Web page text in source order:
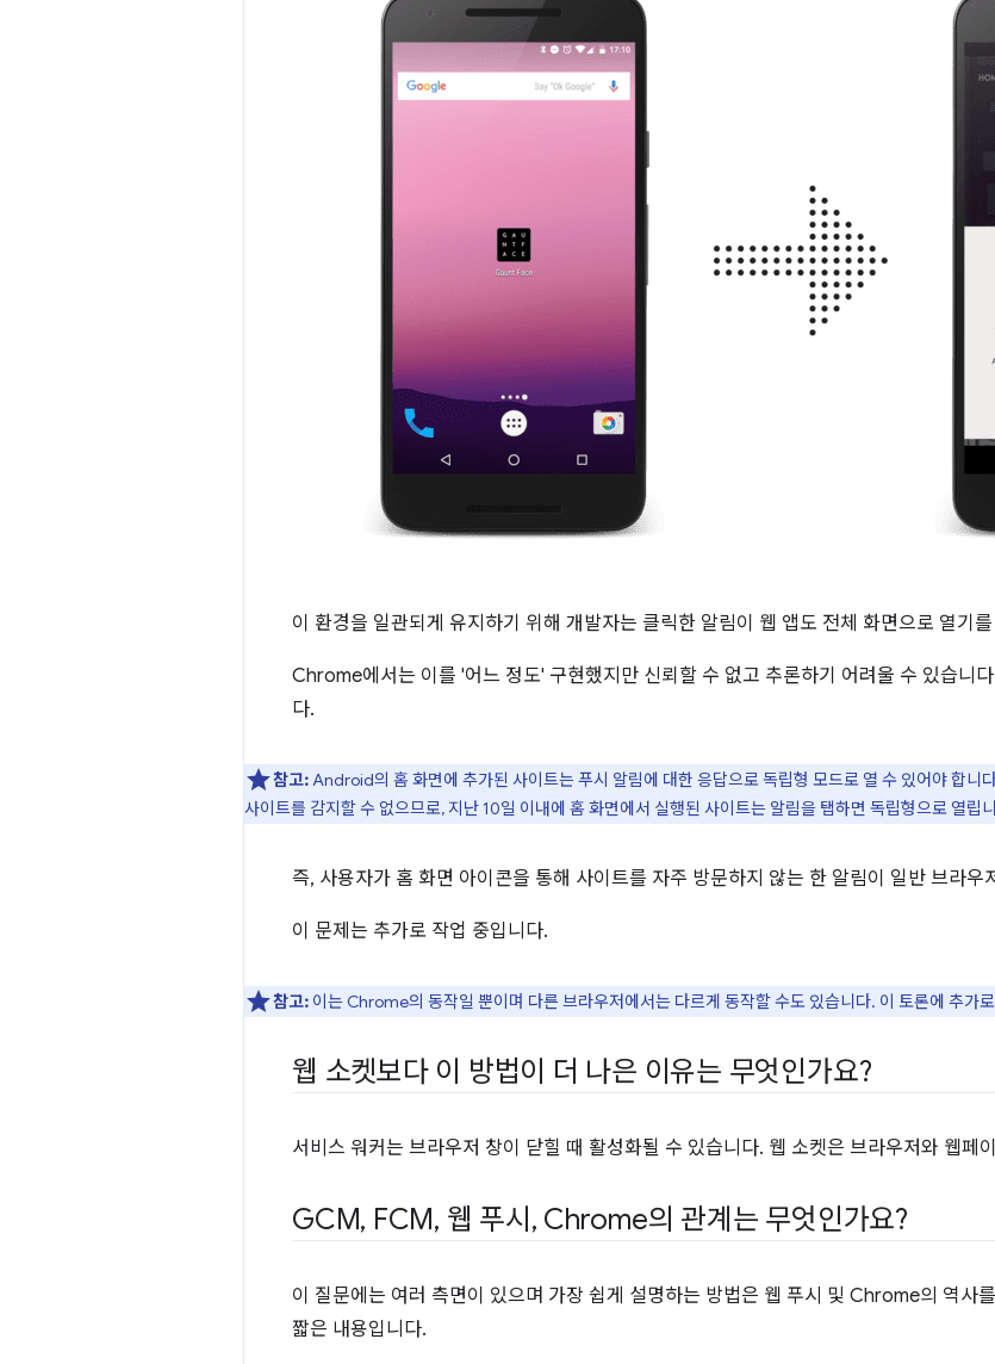
이 환경을 일관되게 유지하기 위해 개발자는 클릭한 알림이 웹 앱도 전체 화면으로 열기
Chrome에서는 이를 '어느 정도' 구현했지만 신뢰할 수 없고 추론하기 어려울 수 있습니
다.
참고:Android의 홈 화면에 추가된 사이트는 푸시 알림에 대한 응답으로 독립형 모드로 열 수 있어야 합
사이트를 감지할 수 없으므로, 지난 10일 이내에 홈 화면에서 실행된 사이트는 알림을 탭하면 독립형으로 열립
즉, 사용자가 홈 화면 아이콘을 통해 사이트를 자주 방문하지 않는 한 알림이 일반 브라우
이 문제는 추가로 작업 중입니다.
참고: 이는 Chrome의 동작일 뿐이며 다른 브라우저에서는 다르게 동작할 수도 있습니다. 이 토론에 추가
웹 소켓보다 이 방법이 더 나은 이유는 무엇인가요?
서비스 워커는 브라우저 창이 닫힐 때 활성화될 수 있습니다. 웹 소켓은 브라우저와 웹페
GCM, FCM, 웹 푸시 , Chrome의 관계는 무엇인가요?
이 질문에는 여러 측면이 있으며 가장 쉽게 설명하는 방법은 웹 푸시 및 Chrome의 역사
짧은 내용입니다.